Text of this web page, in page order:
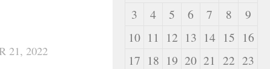
21, 2022
3
4 5 6 7 8
9
10 11 12 13 14 15 16
17 18 19 20 21 22 23